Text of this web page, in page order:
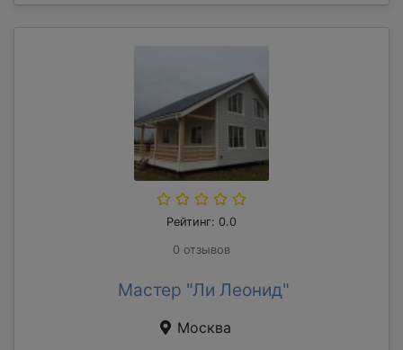
Рейтинг: 0.0
0 отзывов
Мастер "Ли Леонид"
Москва